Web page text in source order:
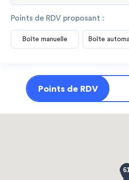
Points de RDV proposant :
Boîte manuelle Boîte
Points de RDV